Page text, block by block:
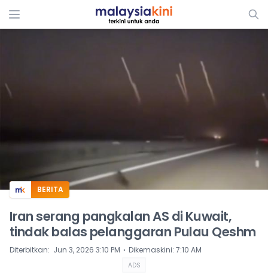
ADS
BERITA
Iran serang pangkalan AS di Kuwait,
tindak balas pelanggaran Pulau Qeshm
Diterbitkan: Jun 3, 2026 3:10 PM ⋅ Dikemaskini: 7:10 AM
ADS